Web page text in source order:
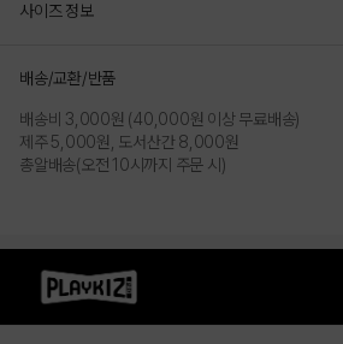
PRODUCT VIEW
사이즈 정보
배송/교환/반품
배송비 3,000원 (40,000원 이상 무료배송)
제주 5,000원, 도서산간 8,000원
총알배송(오전 10시까지 주문 시)